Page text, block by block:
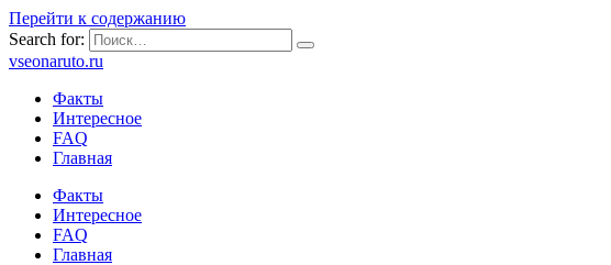
Перейти к содержанию
Search for:
vseonaruto.ru
Факты
Интересное
FAQ
Главная
Факты
Интересное
FAQ
Главная